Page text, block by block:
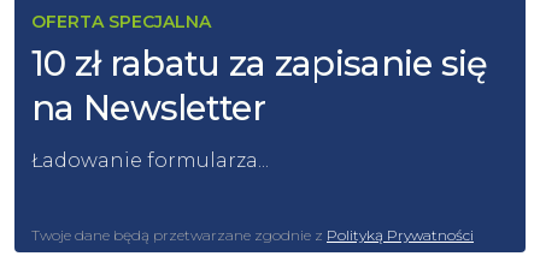
OFERTA SPECJALNA
10 zł rabatu za zapisanie się
na Newsletter
Ładowanie formularza...
Twoje dane będą przetwarzane zgodnie z Polityką Prywatności